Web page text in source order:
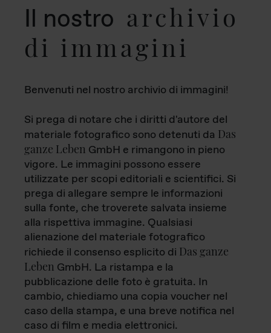
Il nostro archivio
di immagini
Benvenuti nel nostro archivio di immagini!
Si prega di notare che i diritti d'autore del
materiale fotografico sono detenuti da Das
ganze Leben GmbH e rimangono in pieno
vigore. Le immagini possono essere
utilizzate per scopi editoriali e scientifici. Si
prega di allegare sempre le informazioni
sulla fonte, che troverete salvata insieme
alla rispettiva immagine. Qualsiasi
alienazione del materiale fotografico
richiede il consenso esplicito di Das ganze
Leben GmbH. La ristampa e la
pubblicazione delle foto è gratuita. In
cambio, chiediamo una copia voucher nel
caso della stampa, e una breve notifica nel
caso di film e media elettronici.